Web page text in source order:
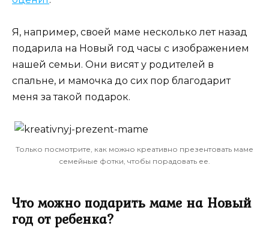
Я, например, своей маме несколько лет назад
подарила на Новый год часы с изображением
нашей семьи. Они висят у родителей в
спальне, и мамочка до сих пор благодарит
меня за такой подарок.
Только посмотрите, как можно креативно презентовать маме
семейные фотки, чтобы порадовать ее.
Что можно подарить маме на Новый
год от ребенка?